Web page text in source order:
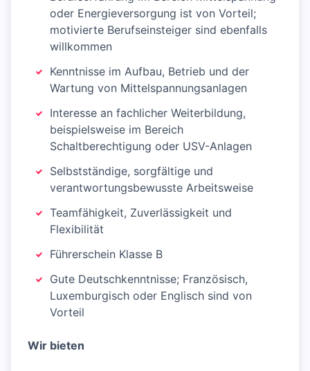
oder Energieversorgung ist von Vorteil;
motivierte Berufseinsteiger sind ebenfalls
willkommen
Kenntnisse im Aufbau, Betrieb und der
Wartung von Mittelspannungsanlagen
Interesse an fachlicher Weiterbildung,
beispielsweise im Bereich
Schaltberechtigung oder USV-Anlagen
Selbstständige, sorgfältige und
verantwortungsbewusste Arbeitsweise
Teamfähigkeit, Zuverlässigkeit und
Flexibilität
Führerschein Klasse B
Gute Deutschkenntnisse; Französisch,
Luxemburgisch oder Englisch sind von
Vorteil
Wir bieten